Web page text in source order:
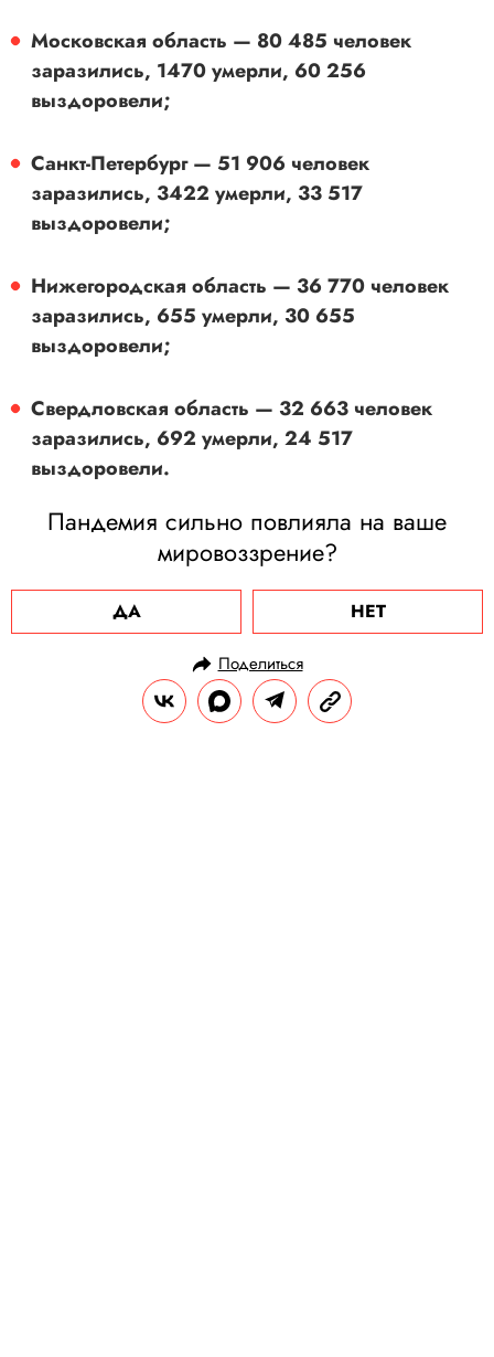
Московская область — 80 485 человек
заразились, 1470 умерли, 60 256
выздоровели;
Санкт-Петербург — 51 906 человек
заразились, 3422 умерли, 33 517
выздоровели;
Нижегородская область — 36 770 человек
заразились, 655 умерли, 30 655
выздоровели;
Свердловская область — 32 663 человек
заразились, 692 умерли, 24 517
выздоровели.
Пандемия сильно повлияла на ваше
мировоззрение?
ДА НЕТ
Поделиться